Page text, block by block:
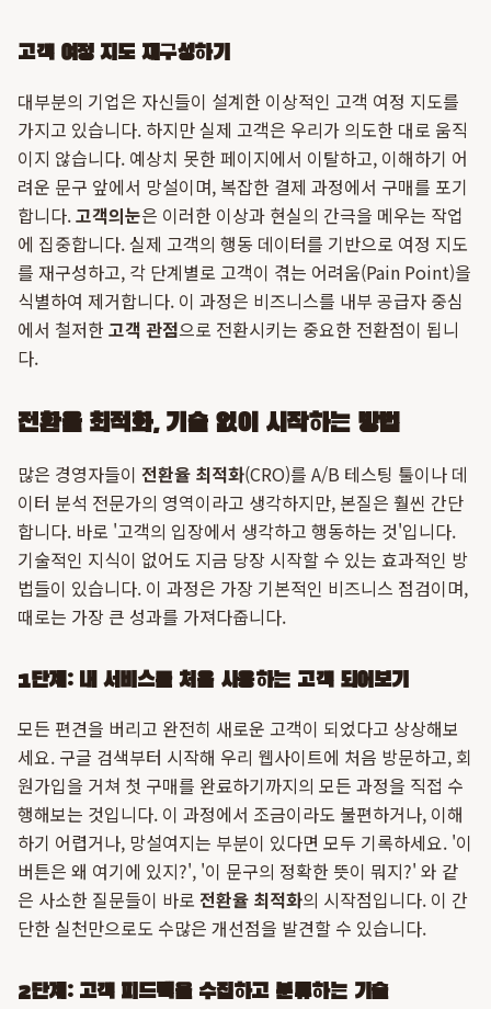
고객 여정 지도 재구성하기
대부분의 기업은 자신들이 설계한 이상적인 고객 여정 지도를
가지고 있습니다. 하지만 실제 고객은 우리가 의도한 대로 움직
이지 않습니다. 예상치 못한 페이지에서 이탈하고, 이해하기 어
려운 문구 앞에서 망설이며, 복잡한 결제 과정에서 구매를 포기
합니다.고객의눈은 이러한 이상과 현실의 간극을 메우는 작업
에 집중합니다. 실제 고객의 행동 데이터를 기반으로 여정 지도
를 재구성하고, 각 단계별로 고객이 겪는 어려움(Pain Point)을
식별하여 제거합니다. 이 과정은 비즈니스를 내부 공급자 중심
에서 철저한고객 관점으로 전환시키는 중요한 전환점이 됩니
다.
전환율 최적화, 기술 없이 시작하는 방법
많은 경영자들이 전환율 최적화(CRO)를 A/B 테스팅 툴이나 데
이터 분석 전문가의 영역이라고 생각하지만, 본질은 훨씬 간단
합니다. 바로 '고객의 입장에서 생각하고 행동하는 것'입니다.
기술적인 지식이 없어도 지금 당장 시작할 수 있는 효과적인 방
법들이 있습니다. 이 과정은 가장 기본적인 비즈니스 점검이며,
때로는 가장 큰 성과를 가져다줍니다.
1단계: 내 서비스를 처음 사용하는 고객 되어보기
모든 편견을 버리고 완전히 새로운 고객이 되었다고 상상해보
세요. 구글 검색부터 시작해 우리 웹사이트에 처음 방문하고, 회
원가입을 거쳐 첫 구매를 완료하기까지의 모든 과정을 직접 수
행해보는 것입니다. 이 과정에서 조금이라도 불편하거나, 이해
하기 어렵거나, 망설여지는 부분이 있다면 모두 기록하세요. '이
버튼은 왜 여기에 있지?', '이 문구의 정확한 뜻이 뭐지?' 와 같
은 사소한 질문들이 바로 전환율 최적화의 시작점입니다. 이 간
단한 실천만으로도 수많은 개선점을 발견할 수 있습니다.
2단계: 고객 피드백을 수집하고 분류하는 기술